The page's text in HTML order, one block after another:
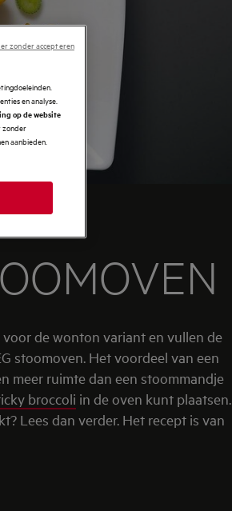
de wonton variant en vullen de
stoomoven. Het voordeel van een
meer ruimte dan een stoommandje
broccoli in de oven kunt plaatsen.
Lees dan verder. Het recept is van
en analyse.
op de website
zonder
aanbieden.
zonder accepteren